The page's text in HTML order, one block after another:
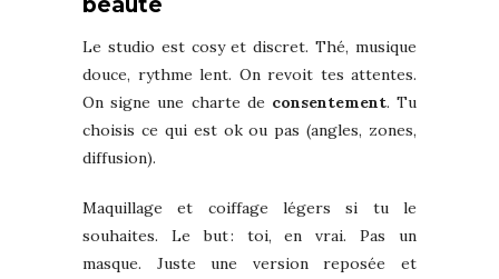
Le studio est cosy et discret. Thé, musique
douce, rythme lent. On revoit tes attentes.
On signe une charte de consentement. Tu
choisis ce qui est ok ou pas (angles, zones,
diffusion).
Maquillage et coiffage légers si tu le
souhaites. Le but : toi, en vrai. Pas un
masque. Juste une version reposée et